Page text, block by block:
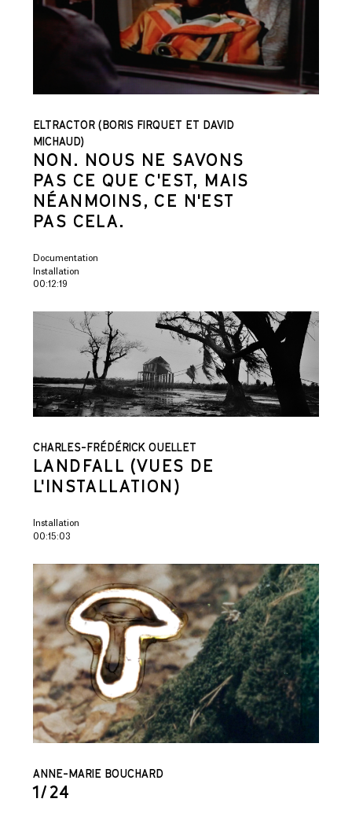
ELTRACTOR (BORIS FIRQUET ET DAVID
MICHAUD)
NON. NOUS NE SAVONS
PAS CE QUE C'EST, MAIS
NÉANMOINS, CE N'EST
PAS CELA.
Documentation
Installation
00:12:19
CHARLES-FRÉDÉRICK OUELLET
LANDFALL (VUES DE
L'INSTALLATION)
Installation
00:15:03
ANNE-MARIE BOUCHARD
1/24